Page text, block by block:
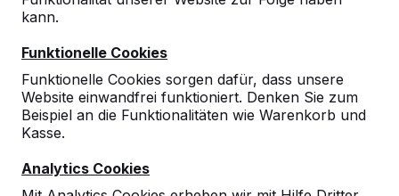
kann.
Funktionelle Cookies
Funktionelle Cookies sorgen dafür, dass unsere
Website einwandfrei funktioniert. Denken Sie zum
Beispiel an die Funktionalitäten wie Warenkorb und
Kasse.
Analytics Cookies